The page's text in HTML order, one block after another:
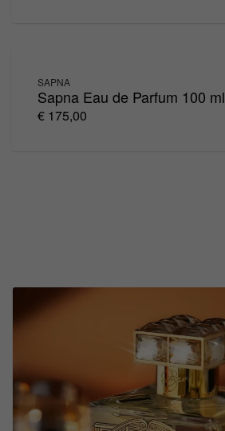
SAPNA
Sapna Eau de Parfum 100 ml
€ 175,00